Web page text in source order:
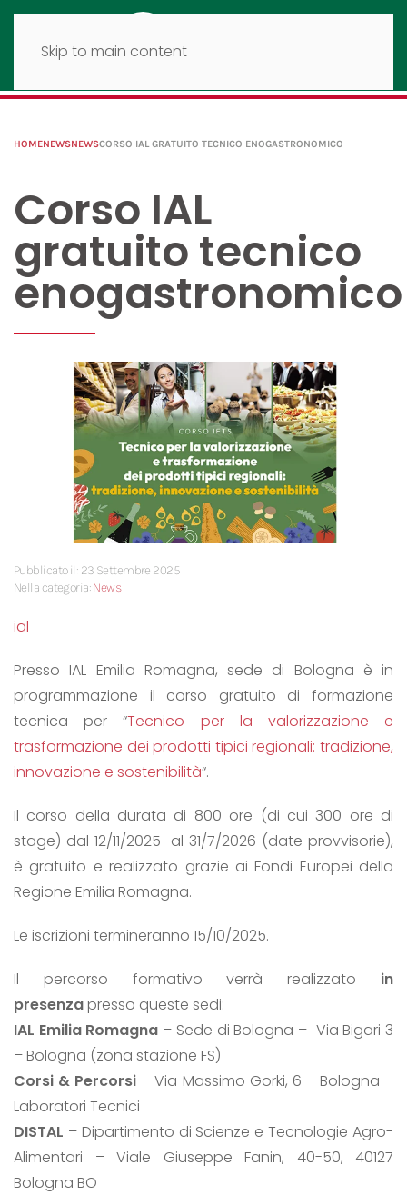
Skip to main content
HOMENEWSNEWSCORSO IAL GRATUITO TECNICO ENOGASTRONOMICO
Corso IAL
gratuito tecnico
enogastronomico
Pubblicato il: 23 Settembre 2025
Nella categoria:News
ial
Presso IAL Emilia Romagna, sede di Bologna è in
programmazione il corso gratuito di formazione
tecnica per “Tecnico per la valorizzazione e
trasformazione dei prodotti tipici regionali: tradizione,
innovazione e sostenibilità“.
Il corso della durata di 800 ore (di cui 300 ore di
stage) dal 12/11/2025 al 31/7/2026 (date provvisorie),
è gratuito e realizzato grazie ai Fondi Europei della
Regione Emilia Romagna.
Le iscrizioni termineranno 15/10/2025.
Il percorso formativo verrà realizzato in
presenzapresso queste sedi:
IAL Emilia Romagna – Sede di Bologna – Via Bigari 3
– Bologna (zona stazione FS)
Corsi & Percorsi – Via Massimo Gorki, 6 – Bologna –
Laboratori Tecnici
DISTAL – Dipartimento di Scienze e Tecnologie Agro-
Alimentari – Viale Giuseppe Fanin, 40-50, 40127
Bologna BO